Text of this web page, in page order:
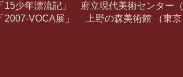
少年漂流記」 府立現代美術センター
VOCA展」 上野の森美術館 （東京